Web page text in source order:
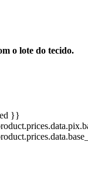
o lote do tecido.
}}